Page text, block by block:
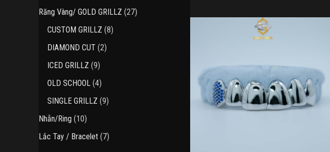
sản
phẩm
Răng Vàng/ GOLD GRILLZ 2727
CUSTOM GRILLZ 88
DIAMOND CUT 22
ICED GRILLZ 99
sản
phẩm
OLD SCHOOL 44
sản
phẩm
SINGLE GRILLZ 99
Nhẫn/Ring 1010
sản
phẩm
Lắc Tay / Bracelet 77